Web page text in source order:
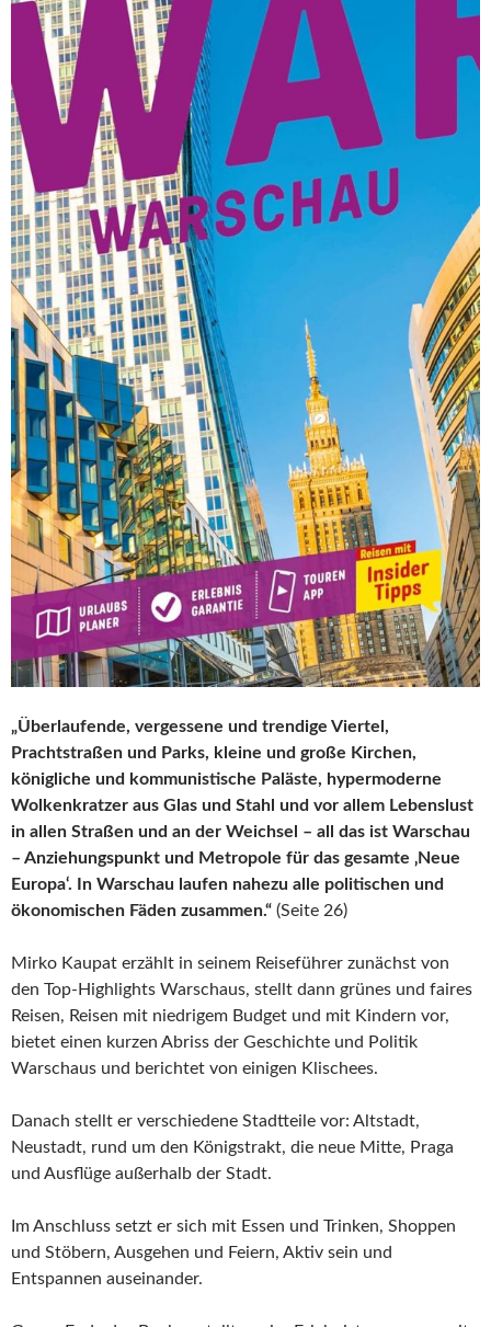
„Überlaufende, vergessene und trendige Viertel,
Prachtstraßen und Parks, kleine und große Kirchen,
königliche und kommunistische Paläste, hypermoderne
Wolkenkratzer aus Glas und Stahl und vor allem Lebenslust
in allen Straßen und an der Weichsel – all das ist Warschau
– Anziehungspunkt und Metropole für das gesamte ‚Neue
Europa‘. In Warschau laufen nahezu alle politischen und
ökonomischen Fäden zusammen.“ (Seite 26)
Mirko Kaupat erzählt in seinem Reiseführer zunächst von
den Top-Highlights Warschaus, stellt dann grünes und faires
Reisen, Reisen mit niedrigem Budget und mit Kindern vor,
bietet einen kurzen Abriss der Geschichte und Politik
Warschaus und berichtet von einigen Klischees.
Danach stellt er verschiedene Stadtteile vor: Altstadt,
Neustadt, rund um den Königstrakt, die neue Mitte, Praga
und Ausflüge außerhalb der Stadt.
Im Anschluss setzt er sich mit Essen und Trinken, Shoppen
und Stöbern, Ausgehen und Feiern, Aktiv sein und
Entspannen auseinander.